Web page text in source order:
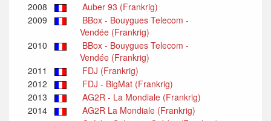
2008
Auber 93 (Frankrig)
2009
BBox - Bouygues Telecom -
Vendée (Frankrig)
2010
BBox - Bouygues Telecom -
Vendée (Frankrig)
2011
FDJ (Frankrig)
2012
FDJ - BigMat (Frankrig)
2013
AG2R - La Mondiale (Frankrig)
2014
AG2R La Mondiale (Frankrig)